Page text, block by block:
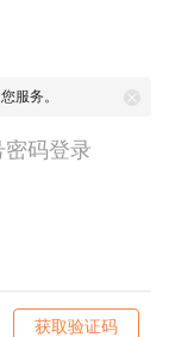
服务。
密码登录
获取验证码